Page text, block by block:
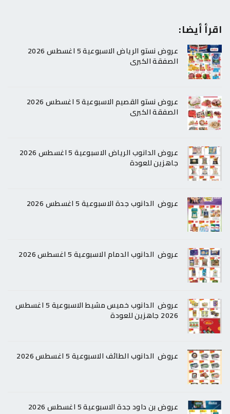
اقرأ أيضا:
عروض نستو الرياض الاسبوعية 5 اغسطس 2026
الصفقة الكبرى
عروض نستو القصيم الاسبوعية 5 اغسطس 2026
الصفقة الكبرى
عروض الدانوب الرياض الاسبوعية 5 اغسطس 2026
جاهزين للعودة
عروض الدانوب جدة الاسبوعية 5 اغسطس 2026
عروض الدانوب الدمام الاسبوعية 5 اغسطس 2026
عروض الدانوب خميس مشيط الاسبوعية 5 اغسطس
2026 جاهزين للعودة
عروض الدانوب الطائف الاسبوعية 5 اغسطس 2026
عروض بن داود جدة الاسبوعية 5 اغسطس 2026